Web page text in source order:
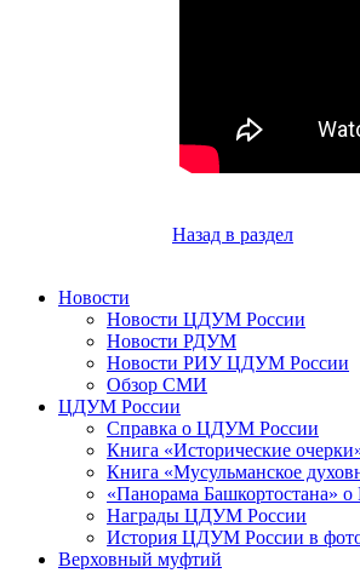
Назад в раздел
Новости
Новости ЦДУМ России
Новости РДУМ
Новости РИУ ЦДУМ России
Обзор СМИ
ЦДУМ России
Справка о ЦДУМ России
Книга «Исторические
Книга «Мусульманское
«Панорама Башкортостана»
Награды ЦДУМ России
История ЦДУМ России в
Верховный муфтий